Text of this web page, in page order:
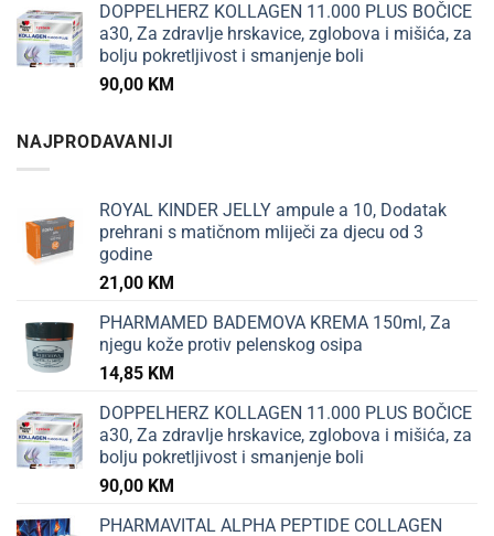
DOPPELHERZ KOLLAGEN 11.000 PLUS BOČICE
a30, Za zdravlje hrskavice, zglobova i mišića, za
bolju pokretljivost i smanjenje boli
90,00 KM
NAJPRODAVANIJI
ROYAL KINDER JELLY ampule a 10, Dodatak
prehrani s matičnom mliječi za djecu od 3
godine
21,00 KM
PHARMAMED BADEMOVA KREMA 150ml, Za
njegu kože protiv pelenskog osipa
14,85 KM
DOPPELHERZ KOLLAGEN 11.000 PLUS BOČICE
a30, Za zdravlje hrskavice, zglobova i mišića, za
bolju pokretljivost i smanjenje boli
90,00 KM
PHARMAVITAL ALPHA PEPTIDE COLLAGEN